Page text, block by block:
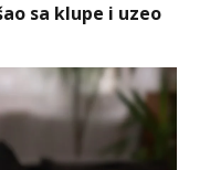
sa klupe i uzeo